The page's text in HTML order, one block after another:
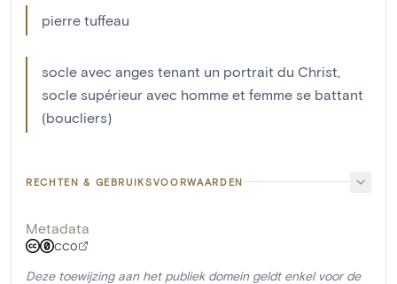
pierre tuffeau
socle avec anges tenant un portrait du Christ,
socle supérieur avec homme et femme se battant
(boucliers)
RECHTEN & GEBRUIKSVOORWAARDEN
Metadata
CC0
Deze toewijzing aan het publiek domein geldt enkel voor de